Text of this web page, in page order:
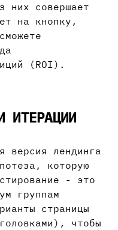
них совершает
на кнопку,
(ROI).
ИТЕРАЦИИ
версия лендинга
которую
- это
группам
страницы
чтобы